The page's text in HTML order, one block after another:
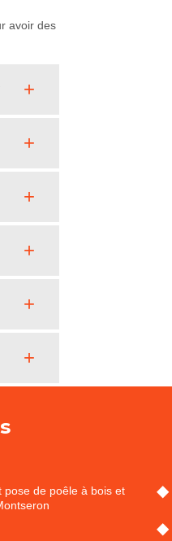
avoir des
pose de poêle à bois et